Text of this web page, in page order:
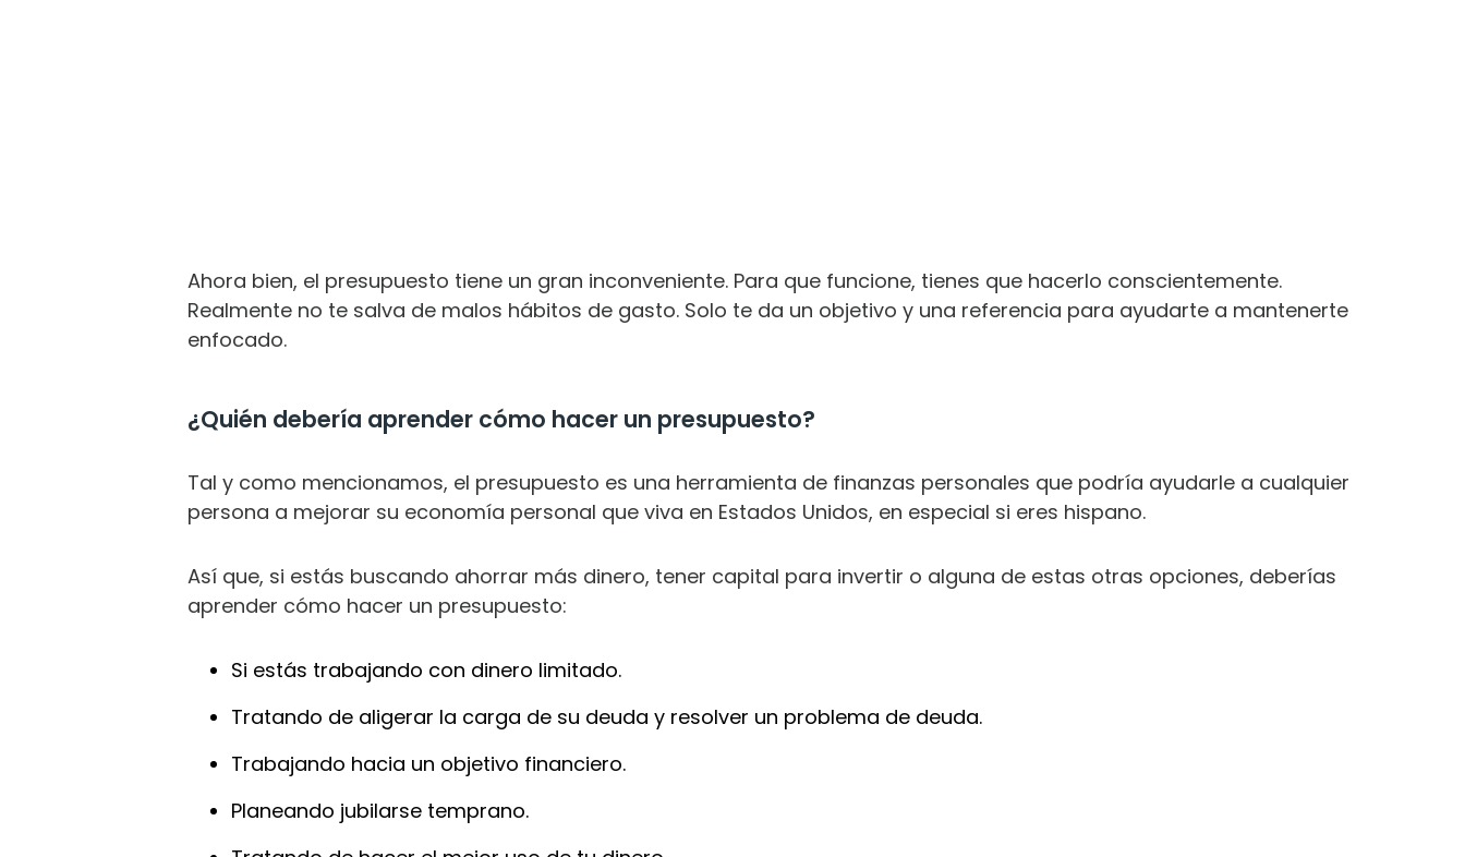
Ahora bien, el presupuesto tiene un gran inconveniente. Para que funcione, tienes que hacerlo conscientemente.
Realmente no te salva de malos hábitos de gasto. Solo te da un objetivo y una referencia para ayudarte a mantenerte
enfocado.
¿Quién debería aprender cómo hacer un presupuesto?
Tal y como mencionamos, el presupuesto es una herramienta de finanzas personales que podría ayudarle a cualquier
persona a mejorar su economía personal que viva en Estados Unidos, en especial si eres hispano.
Así que, si estás buscando ahorrar más dinero, tener capital para invertir o alguna de estas otras opciones, deberías
aprender cómo hacer un presupuesto:
Si estás trabajando con dinero limitado.
Tratando de aligerar la carga de su deuda y resolver un problema de deuda.
Trabajando hacia un objetivo financiero.
Planeando jubilarse temprano.